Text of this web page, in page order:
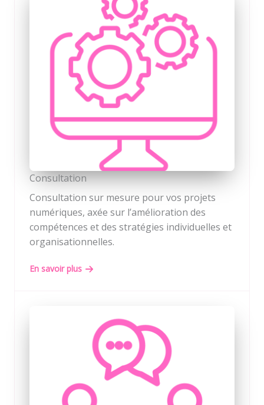
Consultation
Consultation sur mesure pour vos projets
numériques, axée sur l’amélioration des
compétences et des stratégies individuelles et
organisationnelles.
En savoir plus